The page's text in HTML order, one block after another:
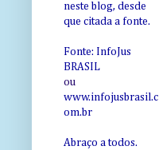
neste blog, desde
que citada a fonte.
Fonte: InfoJus
BRASIL
ou
www.infojusbrasil.c
om.br
Abraço a todos.